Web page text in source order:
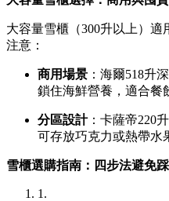
大容量雪櫃（300升以上）
注意：
商用場景 ：海爾518升
鎖住海鮮營養，適合餐
分區設計：卡薩帝220
可存放巧克力或熱帶水
雪櫃選購指南：四步法避免
1.